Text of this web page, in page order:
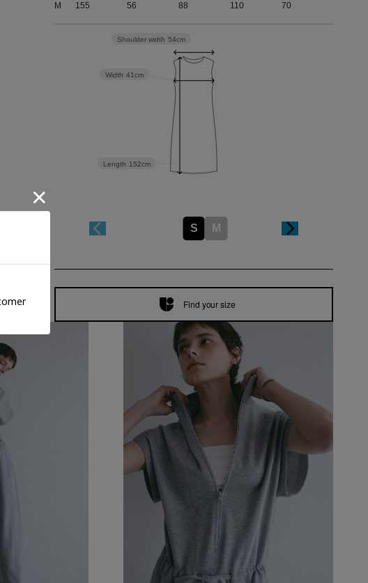
M 155 56 88 110 70
Length 152cm
Width 41cm
Shoulder width 54cm
S M
Find your size